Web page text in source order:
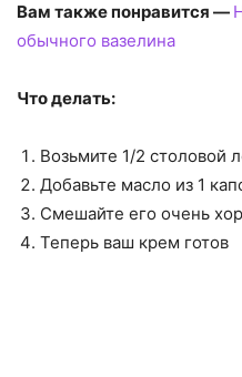
Вам также понравится —
обычного вазелина
Что делать:
Возьмите 1/2 столовой
Добавьте масло из 1
Смешайте его очень
Теперь ваш крем готов